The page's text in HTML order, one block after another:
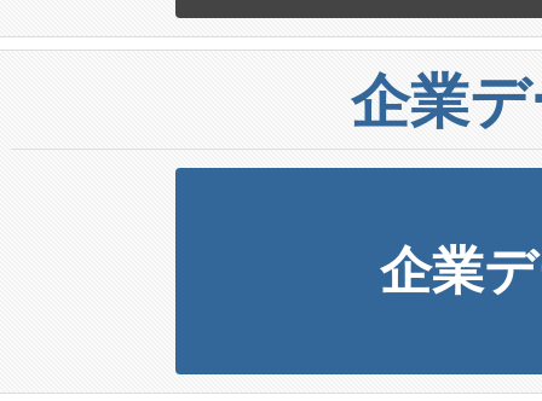
企業
企業